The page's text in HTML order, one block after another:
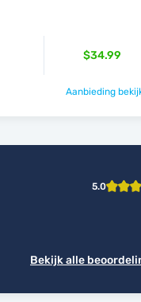
$34.99
Aanbieding
5.0
Bekijk alle